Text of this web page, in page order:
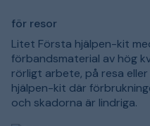
för resor
Litet Första hjälpen-kit
förbandsmaterial av hög
rörligt arbete, på resa
hjälpen-kit där
och skadorna är lindriga.